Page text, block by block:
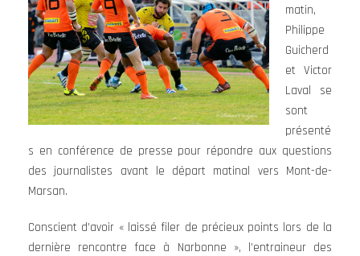
matin,
Philippe
Guicherd
et Victor
Laval se
sont
présenté
s en conférence de presse pour répondre aux questions
des journalistes avant le départ matinal vers Mont-de-
Marsan.
Conscient d’avoir « laissé filer de précieux points lors de la
dernière rencontre face à Narbonne », l’entraineur des